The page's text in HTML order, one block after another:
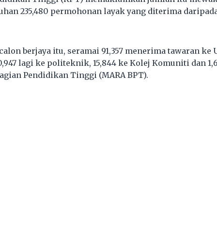
235,480 permohonan layak yang diterima
berjaya itu, seramai 91,357 menerima tawaran ke
lagi ke politeknik, 15,844 ke Kolej Komuniti dan
Pendidikan Tinggi (MARA BPT).